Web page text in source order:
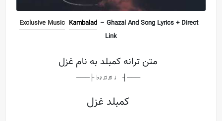
Exclusive Music Kambalad – Ghazal And Song Lyrics + Direct
Link
متن ترانه کمبلد به نام غزل
───┤ ♩♬♫♪♭ ├───
کمبلد غزل